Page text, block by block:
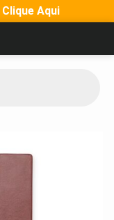
Clique Aqui